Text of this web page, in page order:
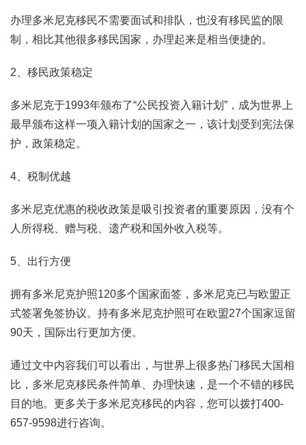
办理多米尼克移民不需要面试和排队，也没有移民监的限
制，相比其他很多移民国家，办理起来是相当便捷的。
2、移民政策稳定
多米尼克于1993年颁布了“公民投资入籍计划”，成为世界上
最早颁布这样一项入籍计划的国家之一，该计划受到宪法保
护，政策稳定。
4、税制优越
多米尼克优惠的税收政策是吸引投资者的重要原因，没有个
人所得税、赠与税、遗产税和国外收入税等。
5、出行方便
拥有多米尼克护照120多个国家面签，多米尼克已与欧盟正
式签署免签协议。持有多米尼克护照可在欧盟27个国家逗留
90天，国际出行更加方便。
通过文中内容我们可以看出，与世界上很多热门移民大国相
比，多米尼克移民条件简单、办理快速，是一个不错的移民
目的地。更多关于多米尼克移民的内容，您可以拨打400-
657-9598进行咨询。